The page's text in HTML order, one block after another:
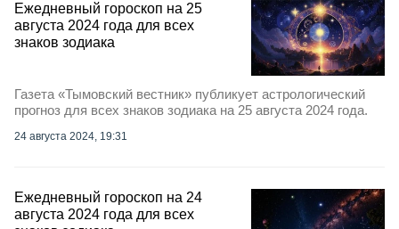
Ежедневный гороскоп на 25
августа 2024 года для всех
знаков зодиака
Газета «Тымовский вестник» публикует астрологический
прогноз для всех знаков зодиака на 25 августа 2024 года.
24 августа 2024, 19:31
Ежедневный гороскоп на 24
августа 2024 года для всех